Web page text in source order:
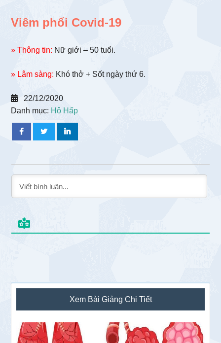
Viêm phổi Covid-19
» Thông tin: Nữ giới – 50 tuổi.
» Lâm sàng: Khó thở + Sốt ngày thứ 6.
22/12/2020
Danh mục: Hô Hấp
Sidebar
chính
Xem Bài Giảng Chi Tiết